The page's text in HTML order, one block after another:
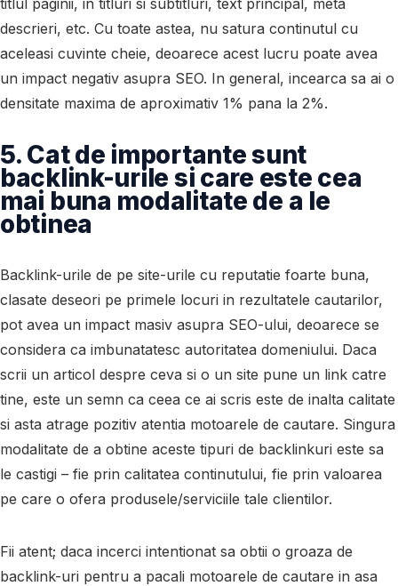
titlul paginii, in titluri si subtitluri, text principal, meta
descrieri, etc. Cu toate astea, nu satura continutul cu
aceleasi cuvinte cheie, deoarece acest lucru poate avea
un impact negativ asupra SEO. In general, incearca sa ai o
densitate maxima de aproximativ 1% pana la 2%.
5. Cat de importante sunt
backlink-urile si care este cea
mai buna modalitate de a le
obtinea
Backlink-urile de pe site-urile cu reputatie foarte buna,
clasate deseori pe primele locuri in rezultatele cautarilor,
pot avea un impact masiv asupra SEO-ului, deoarece se
considera ca imbunatatesc autoritatea domeniului. Daca
scrii un articol despre ceva si o un site pune un link catre
tine, este un semn ca ceea ce ai scris este de inalta calitate
si asta atrage pozitiv atentia motoarele de cautare. Singura
modalitate de a obtine aceste tipuri de backlinkuri este sa
le castigi – fie prin calitatea continutului, fie prin valoarea
pe care o ofera produsele/serviciile tale clientilor.
Fii atent; daca incerci intentionat sa obtii o groaza de
backlink-uri pentru a pacali motoarele de cautare in asa